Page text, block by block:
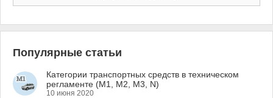
Популярные статьи
Категории транспортных средств в техническом
регламенте (M1, M2, M3, N)
10 июня 2020